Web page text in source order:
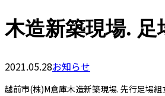
木造新築現場.
2021.05.28お知らせ
越前市(株)M倉庫木造新築現場. 先行足